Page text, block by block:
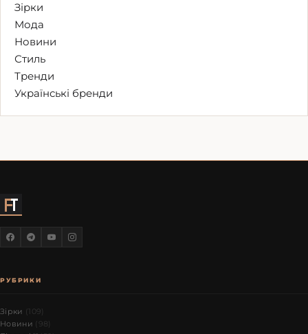
Зірки
Мода
Новини
Стиль
Тренди
Українські бренди
РУБРИКИ
Зірки (109)
Новини (98)